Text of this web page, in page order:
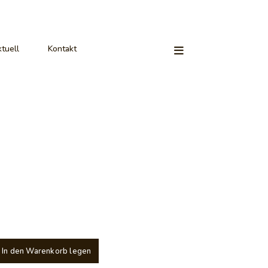
Kontakt
In den Warenkorb legen